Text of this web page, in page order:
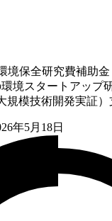
境保全研究費補助
境スタートアップ
規模技術開発実証）
年5月18日